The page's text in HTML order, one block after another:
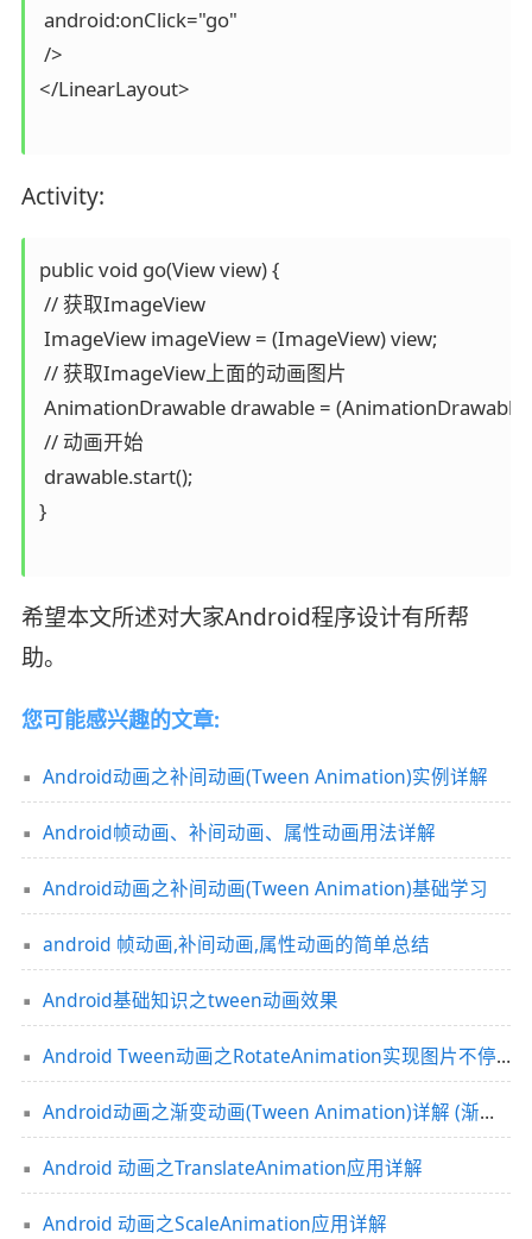
android:onClick="go"
/>
</LinearLayout>
Activity:
public void go(View view) {
// 获取ImageView
ImageView imageView = (ImageView) view;
// 获取ImageView上面的动画图片
AnimationDrawable drawable =
// 动画开始
drawable.start();
}
希望本文所述对大家Android程序设计有所帮
助。
您可能感兴趣的文章:
Android动画之补间动画(Tween Animation)实例详解
Android帧动画、补间动画、属性动画用法详解
Android动画之补间动画(Tween Animation)基础学习
android 帧动画,补间动画,属性动画的简单总结
Android基础知识之tween动画效果
Android Tween动画之RotateAnimation实现图片不停旋转效果实例介绍
Android动画之渐变动画(Tween Animation)详解 (渐变、缩放、位移、旋转)
Android 动画之TranslateAnimation应用详解
Android 动画之ScaleAnimation应用详解